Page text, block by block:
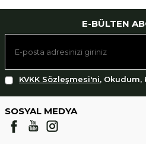
E-BÜLTEN
KVKK Sözleşmesi'ni, Okudum,
SOSYAL MEDYA